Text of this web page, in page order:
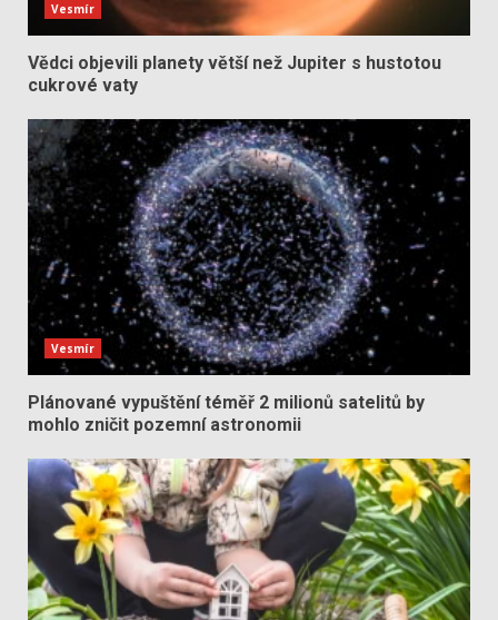
Vesmír
Vědci objevili planety větší než Jupiter s hustotou
cukrové vaty
Vesmír
Plánované vypuštění téměř 2 milionů satelitů by
mohlo zničit pozemní astronomii